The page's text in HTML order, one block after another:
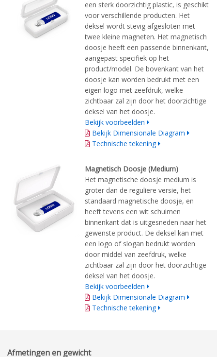
een sterk doorzichtig plastic, is geschikt
voor verschillende producten. Het
deksel wordt stevig afgesloten met
twee kleine magneten. Het magnetisch
doosje heeft een passende binnenkant,
aangepast specifiek op het
product/model. De bovenkant van het
doosje kan worden bedrukt met een
eigen logo met zeefdruk, welke
zichtbaar zal zijn door het doorzichtige
deksel van het doosje.
Bekijk voorbeelden
Bekijk Dimensionale Diagram
Technische tekening
Magnetisch Doosje (Medium)
Het magnetische doosje medium is
groter dan de reguliere versie, het
standaard magnetische doosje, en
heeft tevens een wit schuimen
binnenkant dat is uitgesneden naar het
gewenste product. De deksel kan met
een logo of slogan bedrukt worden
door middel van zeefdruk, welke
zichtbaar zal zijn door het doorzichtige
deksel van het doosje.
Bekijk voorbeelden
Bekijk Dimensionale Diagram
Technische tekening
Afmetingen en gewicht